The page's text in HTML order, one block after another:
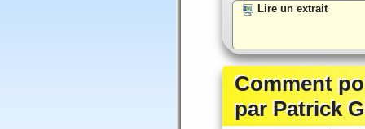
Lire un extrait
Comment
par Patrick